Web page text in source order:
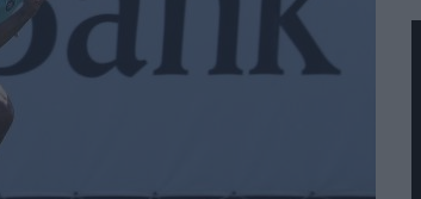
EN ACTIVOS CULTURALES Y ECONÓMICOS
CON LOS MEDIOS
INTERNACIONAL
Y LA MEDICIÓN SON DOS CARAS DE LA MISMA